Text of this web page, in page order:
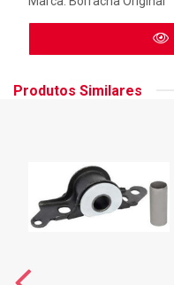
Produtos Similares